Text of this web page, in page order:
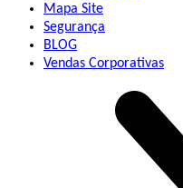
Mapa Site
Segurança
BLOG
Vendas Corporativas